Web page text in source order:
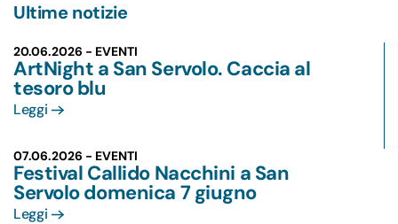
Ultime notizie
20.06.2026 - EVENTI
ArtNight a San Servolo. Caccia al
tesoro blu
Leggi
07.06.2026 - EVENTI
Festival Callido Nacchini a San
Servolo domenica 7 giugno
Leggi